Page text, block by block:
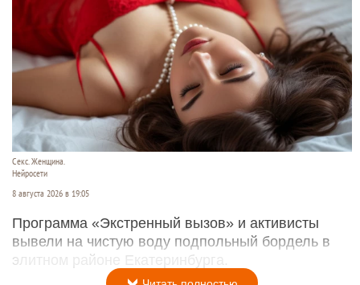
Секс. Женщина.
Нейросети
8 августа 2026 в 19:05
Программа «Экстренный вызов» и активисты
вывели на чистую воду подпольный бордель в
элитном районе Екатеринбурга.